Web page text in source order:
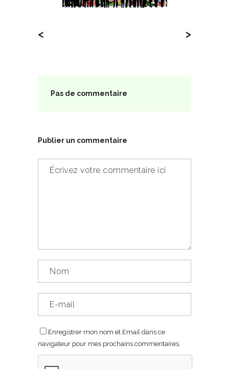
< >
Pas de commentaire
Publier un commentaire
Enregistrer mon nom et Email dans ce
navigateur pour mes prochains commentaires.